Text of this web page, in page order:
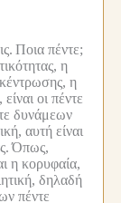
Ποια πέντε;
η
η
οι πέντε
δυνάμεων
αυτή είναι
Όπως,
η κορυφαία,
δηλαδή
πέντε